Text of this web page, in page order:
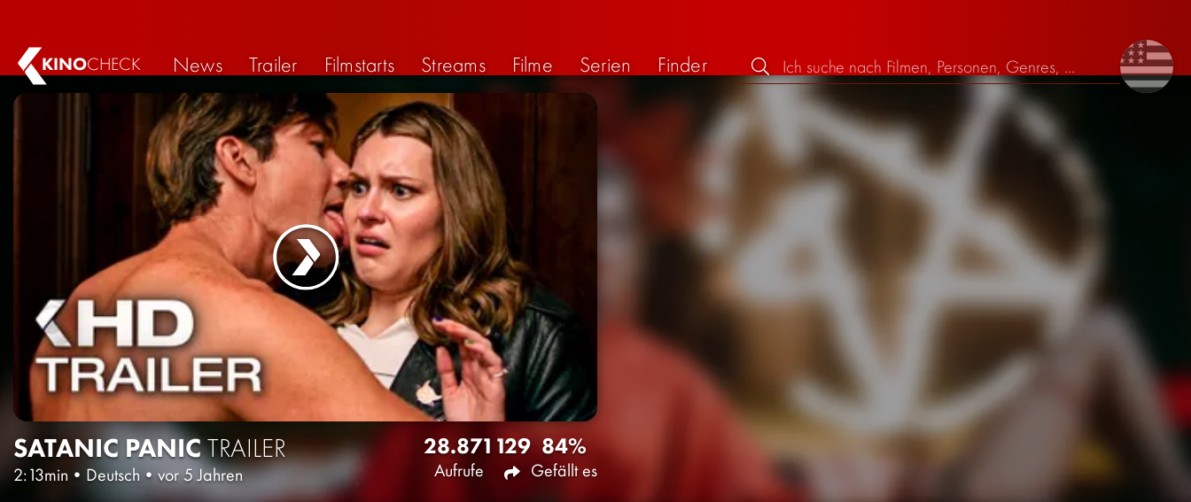
KINOCHECK News Trailer Filmstarts Streams Filme Serien Finder
SATANIC PANICTRAILER
2:13min • Deutsch• vor 5 Jahren
28.871
Aufrufe
129 84%
Gefällt es